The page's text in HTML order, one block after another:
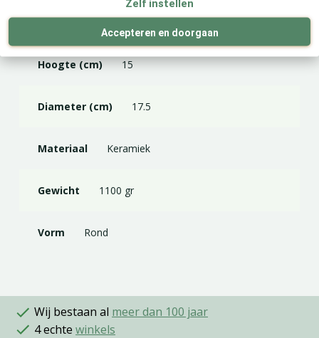
Zelf instellen
Accepteren en doorgaan
Kleur Goud
Hoogte (cm) 15
Diameter (cm) 17.5
Materiaal Keramiek
Gewicht 1100 gr
Vorm Rond
Wij bestaan al meer dan 100 jaar
4 echte winkels